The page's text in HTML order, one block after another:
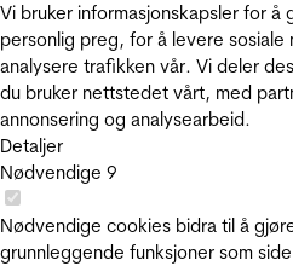
Vi bruker informasjonskapsler for å
personlig preg, for å levere
analysere trafikken vår. Vi deler
du bruker nettstedet vårt, med
annonsering og analysearbeid.
Detaljer
Nødvendige 9
Nødvendige cookies bidra til å
grunnleggende funksjoner som